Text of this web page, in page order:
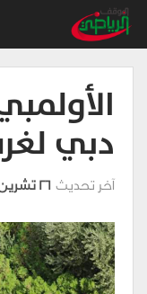
دبي
آخر تحديث26 تشرين أول , 2022